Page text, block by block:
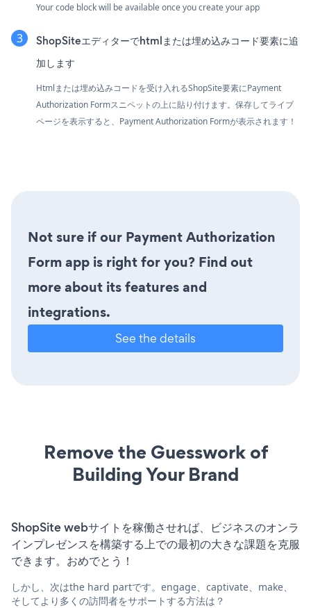
Your code block will be available once you create your app
ShopSiteエディターでhtmlまたは埋め込みコード要素に追
加します
Htmlまたは埋め込みコードを受け入れるShopSite要素にPayment
Authorization Formスニペットの上に貼り付けます。保存してライブ
ページを表示すると、Payment Authorization Formが表示されます！
Not sure if our Payment Authorization
Form app is right for you? Find out
more about its features and
integrations.
See the details
Remove the Guesswork of
Building Your Brand
ShopSite webサイトを稼働させれば、ビジネスのオンラ
インプレゼンスを構築する上での最初の大きな課題を克服
できます。おめでとう！
しかし、次はthe hard partです。engage、captivate、make、
そしてより多くの訪問者をサポートする方法は？